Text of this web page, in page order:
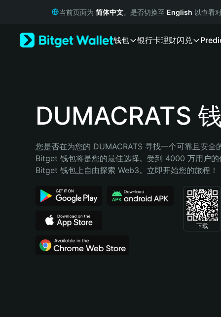
Русский
Bahasa Indonesia
Español (Argentina)
当前页面为 简体中文。是否切换至 English 以查看
钱包 银行卡理财闪兑
DUMACRATS
您是否在为您的 DUMACRATS 寻找一个可靠且安全
Bitget 钱包将是您的最佳选择。受到 4000 万用户的
Bitget 钱包上自由探索 Web3。立即开始您的旅程！
下载